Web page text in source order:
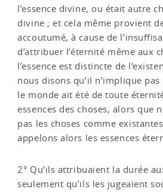
l’essence divine, ou était autre
divine ; et cela même provient
accoutumé, à cause de
d’attribuer l’éternité même aux
l’essence est distincte de
nous disons qu’il n’implique
le monde ait été de toute
essences des choses, alors que
pas les choses comme
appelons alors les essences
2° Qu’ils attribuaient la durée
seulement qu’ils les jugeaient